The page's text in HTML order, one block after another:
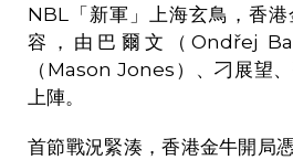
NBL 「新軍」上海玄鳥，香
容，由巴爾文（ Ondřej
（Mason Jones）、刁展望
上陣。
首節戰況緊湊，香港金牛開局